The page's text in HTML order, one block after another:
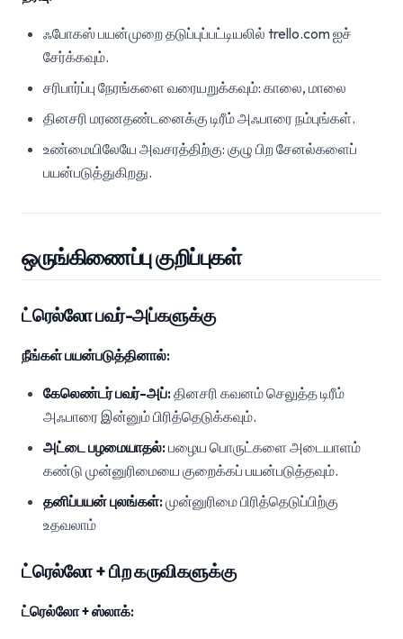
ஃபோகஸ் பயன்முறை தடுப்புப்பட்டியலில் trello.com ஐச்
சேர்க்கவும்.
சரிபார்ப்பு நேரங்களை வரையறுக்கவும்: காலை, மாலை
தினசரி மரணதண்டனைக்கு டிரீம் அஃபாரை நம்புங்கள்.
உண்மையிலேயே அவசரத்திற்கு: குழு பிற சேனல்களைப்
பயன்படுத்துகிறது.
ஒருங்கிணைப்பு குறிப்புகள்
ட்ரெல்லோ பவர்-அப்களுக்கு
நீங்கள் பயன்படுத்தினால்:
கேலெண்டர் பவர்-அப்:தினசரி கவனம் செலுத்த டிரீம்
அஃபாரை இன்னும் பிரித்தெடுக்கவும்.
அட்டை பழமையாதல்:பழைய பொருட்களை அடையாளம்
கண்டு முன்னுரிமையை குறைக்கப் பயன்படுத்தவும்.
தனிப்பயன் புலங்கள்:முன்னுரிமை பிரித்தெடுப்பிற்கு
உதவலாம்
ட்ரெல்லோ + பிற கருவிகளுக்கு
ட்ரெல்லோ + ஸ்லாக்: